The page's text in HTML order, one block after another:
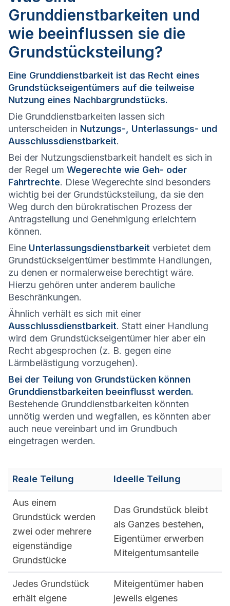
Grunddienstbarkeiten und
wie beeinflussen sie die
Grundstücksteilung?
Eine Grunddienstbarkeit ist das Recht eines
Grundstückseigentümers auf die teilweise
Nutzung eines Nachbargrundstücks.
Die Grunddienstbarkeiten lassen sich
unterscheiden in Nutzungs-, Unterlassungs- und
Ausschlussdienstbarkeit.
Bei der Nutzungsdienstbarkeit handelt es sich in
der Regel um Wegerechte wie Geh- oder
Fahrtrechte. Diese Wegerechte sind besonders
wichtig bei der Grundstücksteilung, da sie den
Weg durch den bürokratischen Prozess der
Antragstellung und Genehmigung erleichtern
können.
Eine Unterlassungsdienstbarkeit verbietet dem
Grundstückseigentümer bestimmte Handlungen,
zu denen er normalerweise berechtigt wäre.
Hierzu gehören unter anderem bauliche
Beschränkungen.
Ähnlich verhält es sich mit einer
Ausschlussdienstbarkeit. Statt einer Handlung
wird dem Grundstückseigentümer hier aber ein
Recht abgesprochen (z. B. gegen eine
Lärmbelästigung vorzugehen).
Bei der Teilung von Grundstücken können
Grunddienstbarkeiten beeinflusst werden.
Bestehende Grunddienstbarkeiten könnten
unnötig werden und wegfallen, es könnten aber
auch neue vereinbart und im Grundbuch
eingetragen werden.
Reale Teilung Ideelle Teilung
Aus einem
Grundstück werden
zwei oder mehrere
eigenständige
Grundstücke
Das Grundstück bleibt
als Ganzes bestehen,
Eigentümer erwerben
Miteigentumsanteile
Jedes Grundstück
erhält eigene
Miteigentümer haben
jeweils eigenes